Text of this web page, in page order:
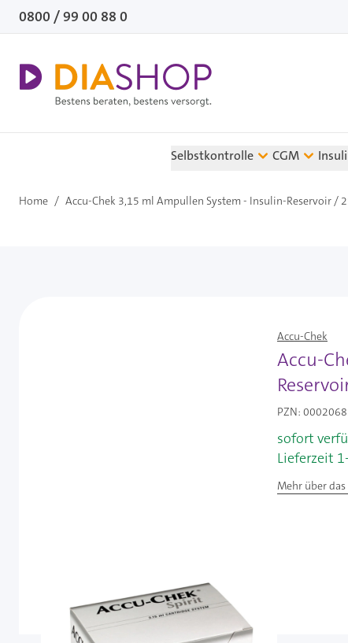
Direkt zum Inhalt
0800 / 99 00 88 0
Selbstkontrolle CGM
Home / Accu-Chek 3,15 ml Ampullen System - Insulin-Reservoir /
Accu-Chek
Accu-
PZN:
sofort
Lieferzeit
Mehr über